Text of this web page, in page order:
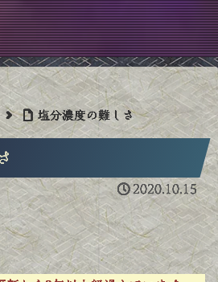
塩分濃度の難しさ
2020.10.15